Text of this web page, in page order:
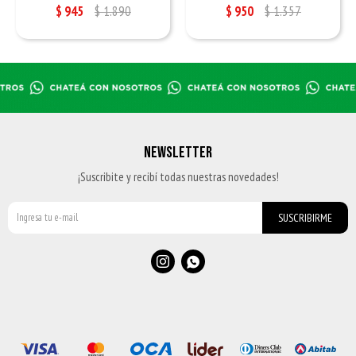
$ 945 $1.890 $ 950 $1.357
NEWSLETTER
¡Suscribite y recibí todas nuestras novedades!
SUSCRIBIRME
 